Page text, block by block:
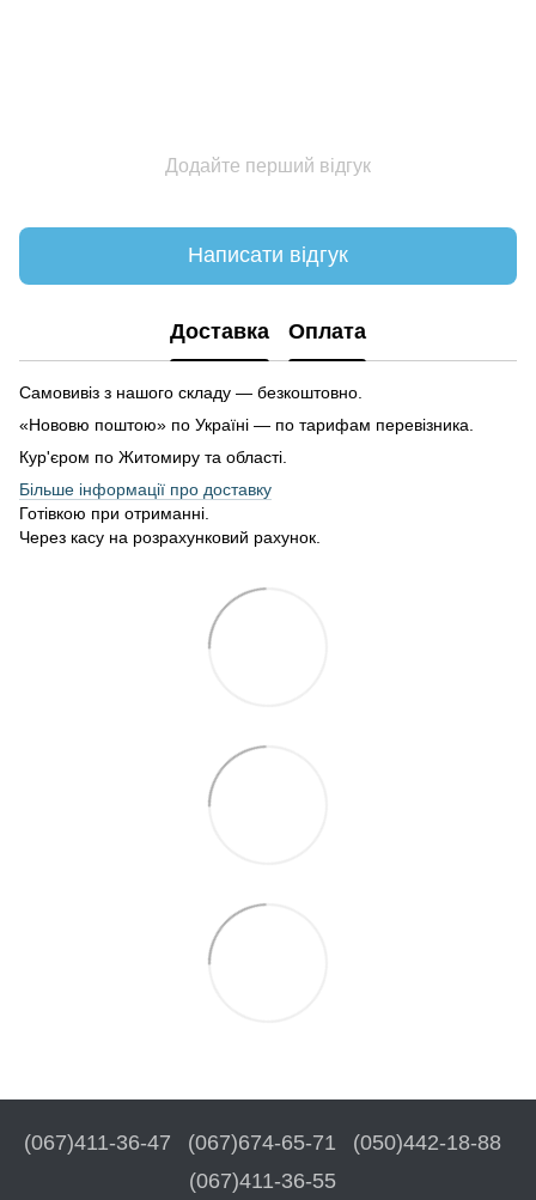
Додайте перший відгук
Написати відгук
Доставка Оплата
Самовивіз з нашого складу — безкоштовно.
«Нововю поштою» по Україні — по тарифам перевізника.
Кур'єром по Житомиру та області.
Більше інформації про доставку
Готівкою при отриманні.
Через касу на розрахунковий рахунок.
(067)411-36-47 (067)674-65-71
(050)442-18-88
(067)411-36-55